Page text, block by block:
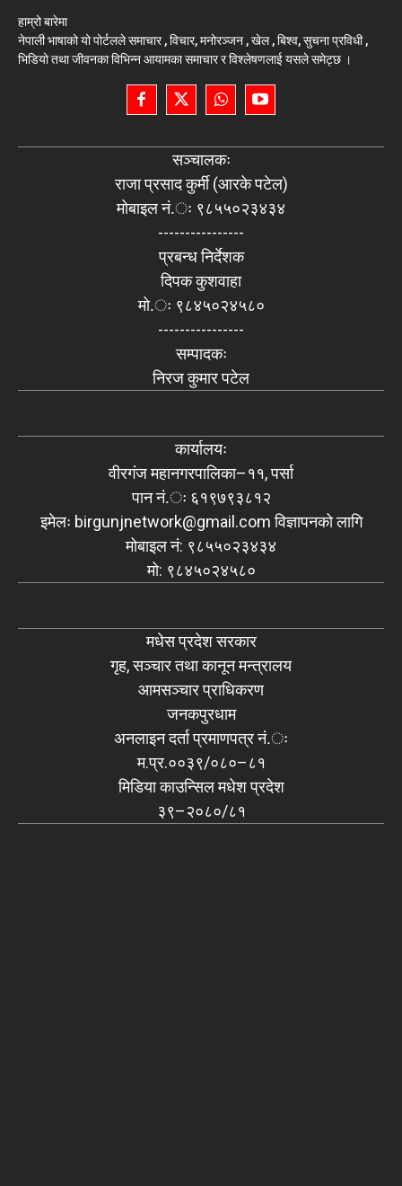
हाम्रो बारेमा
नेपाली भाषाको यो पोर्टलले समाचार , विचार, मनोरञ्जन , खेल , बिश्व, सुचना प्रविधी ,
भिडियो तथा जीवनका विभिन्न आयामका समाचार र विश्लेषणलाई यसले समेट्छ ।
सञ्चालकः
राजा प्रसाद कुर्मी (आरके पटेल)
मोबाइल नं.ः ९८५५०२३४३४
----------------
प्रबन्ध निर्देशक
दिपक कुशवाहा
मो.ः ९८४५०२४५८०
----------------
सम्पादकः
निरज कुमार पटेल
कार्यालयः
वीरगंज महानगरपालिका–११, पर्सा
पान नं.ः ६१९७९३८१२
इमेलः birgunjnetwork@gmail.comविज्ञापनको लागि
मोबाइल नं: ९८५५०२३४३४
मो: ९८४५०२४५८०
मधेस प्रदेश सरकार
गृह, सञ्चार तथा कानून मन्त्रालय
आमसञ्चार प्राधिकरण
जनकपुरधाम
अनलाइन दर्ता प्रमाणपत्र नं.ः
म.प्र.००३९/०८०–८१
मिडिया काउन्सिल मधेश प्रदेश
३९–२०८०/८१